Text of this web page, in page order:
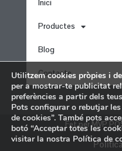
Inici
Productes
Blog
Contacte
Fet per MVP
Utilitzem cookies pròpies i
per a mostrar-te publicitat
preferències a partir dels
Pots configurar o rebutjar
de cookies”. També pots
botó “Acceptar totes les
visitar la nostra Política de